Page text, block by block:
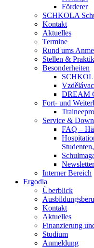
Förderer
SCHKOLA
Kontakt
Aktuelles
Termine
Rund ums
Stellen &
Besonderheiten
DREAM
Fort- und
Service &
FAQ –
Newsletter
Interner Bereich
Ergodia
Überblick
Kontakt
Aktuelles
Finanzierung
Studium
Anmeldung